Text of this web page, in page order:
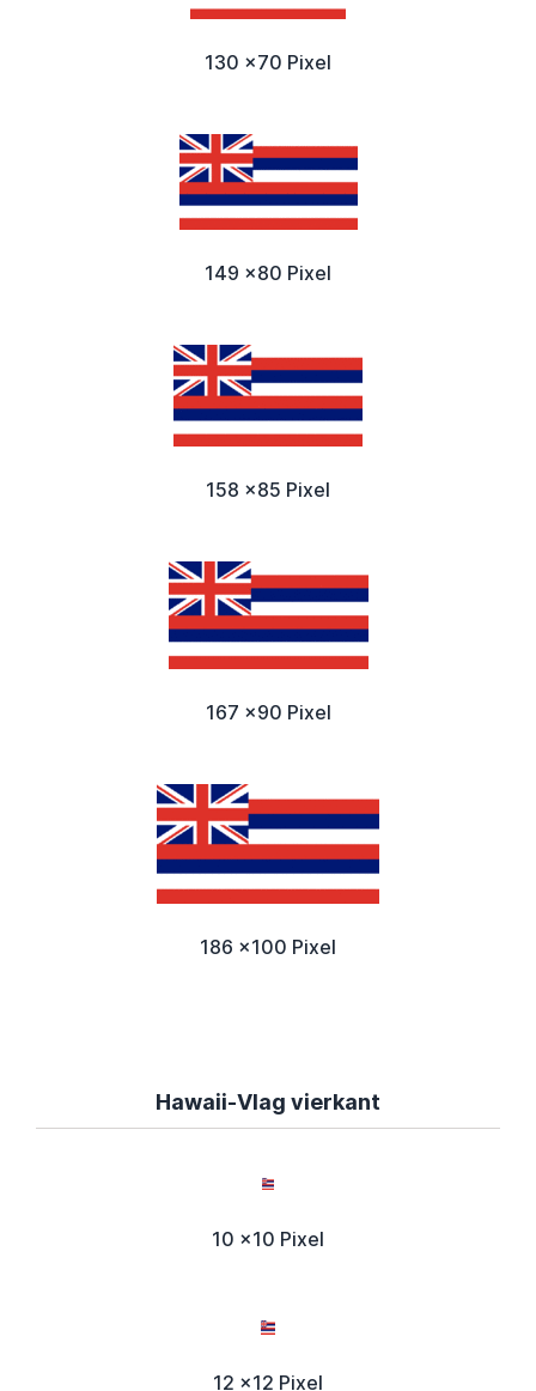
130 x70 Pixel
149 x80 Pixel
158 x85 Pixel
167 x90 Pixel
186 x100 Pixel
Hawaii-Vlag vierkant
10 x10 Pixel
12 x12 Pixel